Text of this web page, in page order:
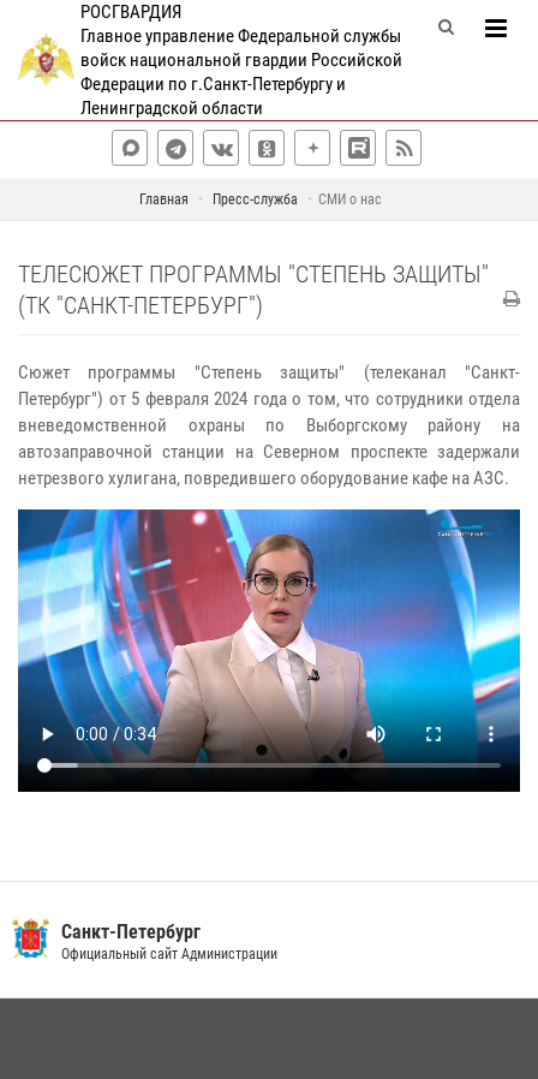
РОСГВАРДИЯ
Главное управление Федеральной службы
войск национальной гвардии Российской
Федерации по г.Санкт-Петербургу и
Ленинградской области
Главная Пресс-служба СМИ о нас
ТЕЛЕСЮЖЕТ ПРОГРАММЫ "СТЕПЕНЬ ЗАЩИТЫ"
(ТК "САНКТ-ПЕТЕРБУРГ")
Сюжет программы "Степень защиты" (телеканал "Санкт-
Петербург") от 5 февраля 2024 года о том, что сотрудники отдела
вневедомственной охраны по Выборгскому району на
автозаправочной станции на Северном проспекте задержали
нетрезвого хулигана, повредившего оборудование кафе на АЗС.
Санкт-Петербург
Официальный сайт Администрации